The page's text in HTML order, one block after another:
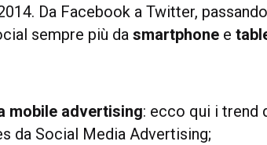
Da Facebook a Twitter,
sempre più dasmartphone e
mobile advertising: ecco qui i trend
da Social Media Advertising;